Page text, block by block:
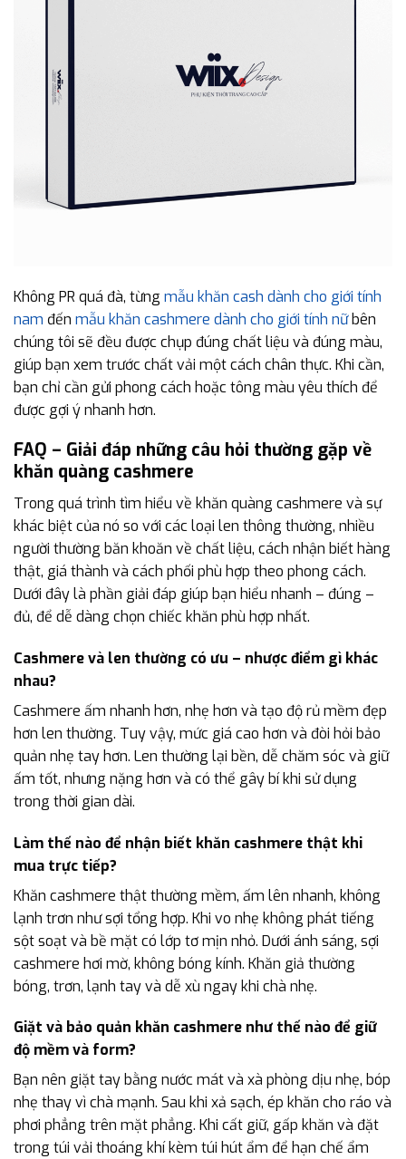
Không PR quá đà, từng mẫu khăn cash dành cho giới tính
nam đến mẫu khăn cashmere dành cho giới tính nữbên
chúng tôi sẽ đều được chụp đúng chất liệu và đúng màu,
giúp bạn xem trước chất vải một cách chân thực. Khi cần,
bạn chỉ cần gửi phong cách hoặc tông màu yêu thích để
được gợi ý nhanh hơn.
FAQ – Giải đáp những câu hỏi thường gặp về
khăn quàng cashmere
Trong quá trình tìm hiểu về khăn quàng cashmere và sự
khác biệt của nó so với các loại len thông thường, nhiều
người thường băn khoăn về chất liệu, cách nhận biết hàng
thật, giá thành và cách phối phù hợp theo phong cách.
Dưới đây là phần giải đáp giúp bạn hiểu nhanh – đúng –
đủ, để dễ dàng chọn chiếc khăn phù hợp nhất.
Cashmere và len thường có ưu – nhược điểm gì khác
nhau?
Cashmere ấm nhanh hơn, nhẹ hơn và tạo độ rủ mềm đẹp
hơn len thường. Tuy vậy, mức giá cao hơn và đòi hỏi bảo
quản nhẹ tay hơn. Len thường lại bền, dễ chăm sóc và giữ
ấm tốt, nhưng nặng hơn và có thể gây bí khi sử dụng
trong thời gian dài.
Làm thế nào để nhận biết khăn cashmere thật khi
mua trực tiếp?
Khăn cashmere thật thường mềm, ấm lên nhanh, không
lạnh trơn như sợi tổng hợp. Khi vo nhẹ không phát tiếng
sột soạt và bề mặt có lớp tơ mịn nhỏ. Dưới ánh sáng, sợi
cashmere hơi mờ, không bóng kính. Khăn giả thường
bóng, trơn, lạnh tay và dễ xù ngay khi chà nhẹ.
Giặt và bảo quản khăn cashmere như thế nào để giữ
độ mềm và form?
Bạn nên giặt tay bằng nước mát và xà phòng dịu nhẹ, bóp
nhẹ thay vì chà mạnh. Sau khi xả sạch, ép khăn cho ráo và
phơi phẳng trên mặt phẳng. Khi cất giữ, gấp khăn và đặt
trong túi vải thoáng khí kèm túi hút ẩm để hạn chế ẩm